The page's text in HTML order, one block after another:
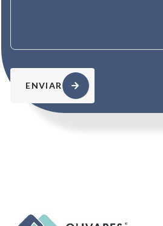
ENVIAR